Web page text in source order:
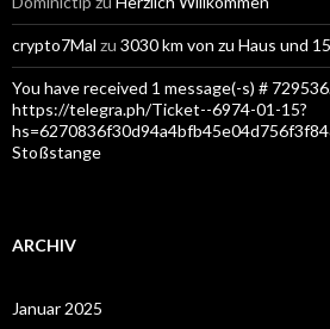
crypto7Mal zu 3030 km von zu Haus und
You have received 1 message(-s) #
https://telegra.ph/Ticket--6974-01-15?
Stoßstange
ARCHIV
Januar 2025